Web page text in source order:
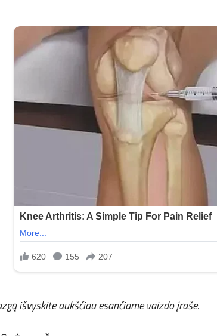
išvyskite aukščiau esančiame vaizdo įraše.